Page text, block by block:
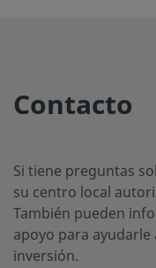
4-
VCR-
2-GR
Contacto
Si tiene preguntas
su centro local
También pueden
apoyo para
inversión.